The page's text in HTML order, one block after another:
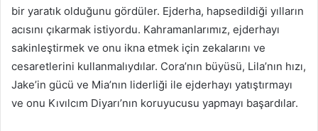
bir yaratık olduğunu gördüler. Ejderha, hapsedildiği yılların
acısını çıkarmak istiyordu. Kahramanlarımız, ejderhayı
sakinleştirmek ve onu ikna etmek için zekalarını ve
cesaretlerini kullanmalıydılar. Cora’nın büyüsü, Lila’nın hızı,
Jake’in gücü ve Mia’nın liderliği ile ejderhayı yatıştırmayı
ve onu Kıvılcım Diyarı’nın koruyucusu yapmayı başardılar.